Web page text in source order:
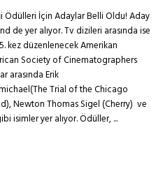
İçin Adaylar Belli Oldu! Aday
de yer alıyor. Tv dizileri arasında ise
kez düzenlenecek Amerikan
Society of Cinematographers
arasında Erik
Trial of the Chicago
Newton Thomas Sigel (Cherry) ve
isimler yer alıyor. Ödüller, ...